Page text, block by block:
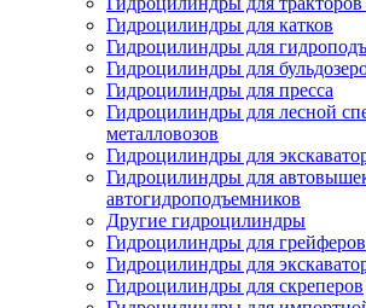
Гидроцилиндры для катков
Гидроцилиндры для
Гидроцилиндры для
Гидроцилиндры для пресса
Гидроцилиндры для лесной
металловозов
Гидроцилиндры для
Гидроцилиндры для
автогидроподъемников
Другие гидроцилиндры
Гидроцилиндры для грейферов
Гидроцилиндры для
Гидроцилиндры для скреперов